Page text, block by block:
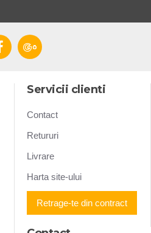
Servicii clienti
Contact
Retururi
Livrare
Harta site-ului
Retrage-te din contract